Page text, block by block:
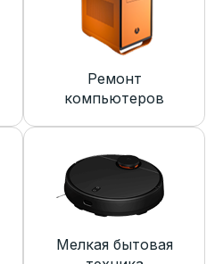
Ремонт
компьютеров
Мелкая бытовая